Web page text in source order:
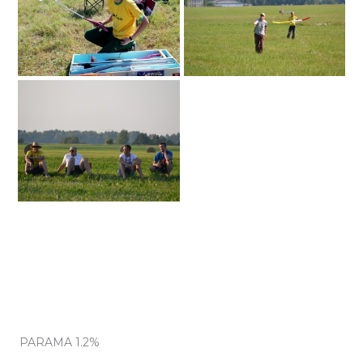
PARAMA 1.2%